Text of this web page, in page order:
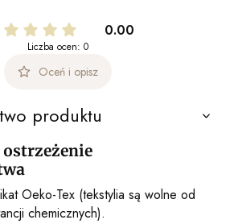
0.00
Liczba ocen: 0
Oceń i opisz
produktu
Oeko-Tex (tekstylia są wolne od
chemicznych).